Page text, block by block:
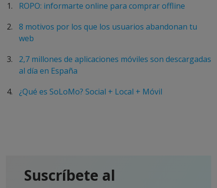
ROPO: informarte online para comprar offline
8 motivos por los que los usuarios abandonan tu
web
2,7 millones de aplicaciones móviles son descargadas
al día en España
¿Qué es SoLoMo? Social + Local + Móvil
Suscríbete al